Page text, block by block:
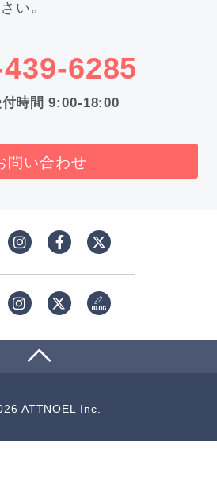
い。
6285
時間 9:00-18:00
問い合わせ
ATTNOEL Inc.